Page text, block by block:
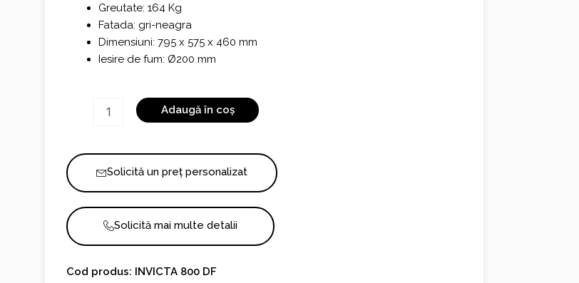
Greutate: 164 Kg
Fatada: gri-neagra
Dimensiuni: 795 x 575 x 460 mm
Iesire de fum: Ø200 mm
Adaugă în coș
Solicită un preț personalizat
Solicită mai multe detalii
Cod produs: INVICTA 800 DF